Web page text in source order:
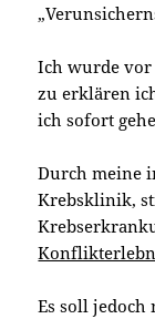
Ich wurde
zu erklären
ich sofort
Durch meine
Krebsklinik,
Es soll jedoch